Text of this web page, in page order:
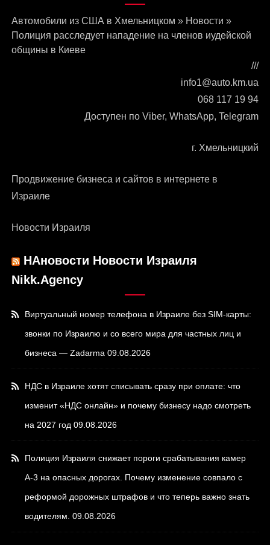
Автомобили из США в Хмельницком » Новости »
Полиция расследует нападение на членов иудейской
общины в Киеве
///
info1@auto.km.ua
068 117 19 94
Доступен по Viber, WhatsApp, Telegram
г. Хмельницкий
Продвижение бизнеса и сайтов в интернете в
Израиле
Новости Израиля
НАновости Новости Израиля
Nikk.Agency
Виртуальный номер телефона в Израиле без SIM-карты:
звонки по Израилю и со всего мира для частных лиц и
бизнеса — Zadarma 09.08.2026
НДС в Израиле хотят списывать сразу при оплате: что
изменит «НДС онлайн» и почему бизнесу надо смотреть
на 2027 год 09.08.2026
Полиция Израиля снижает пороги срабатывания камер
А-3 на опасных дорогах. Почему изменение совпало с
реформой дорожных штрафов и что теперь важно знать
водителям. 09.08.2026